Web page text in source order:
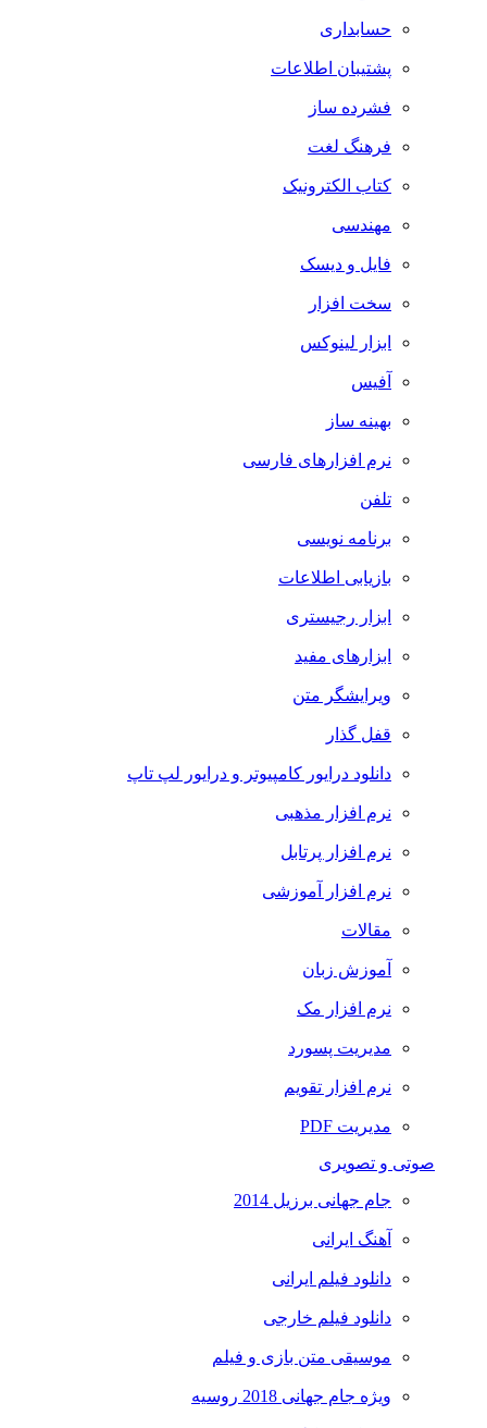
حسابداری
پشتیبان اطلاعات
فشرده ساز
فرهنگ لغت
کتاب الکترونیک
مهندسی
فایل و دیسک
سخت افزار
ابزار لینوکس
آفیس
بهینه ساز
نرم افزارهای فارسی
تلفن
برنامه نویسی
بازیابی اطلاعات
ابزار رجیستری
ابزارهای مفید
ویرایشگر متن
قفل گذار
دانلود درایور کامپیوتر و درایور لپ تاپ
نرم افزار مذهبی
نرم افزار پرتابل
نرم افزار آموزشی
مقالات
آموزش زبان
نرم افزار مک
مدیریت پسورد
نرم افزار تقویم
مدیریت PDF
صوتی و تصویری
جام جهانی برزیل 2014
آهنگ ایرانی
دانلود فیلم ایرانی
دانلود فیلم خارجی
موسیقی متن بازی و فیلم
ویژه جام جهانی 2018 روسیه